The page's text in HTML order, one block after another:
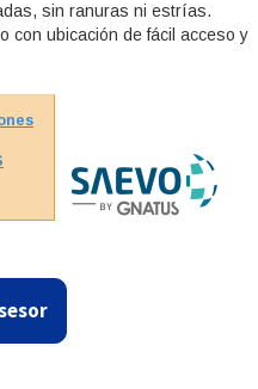
sin ranuras ni estrías.
con ubicación de fácil acceso y